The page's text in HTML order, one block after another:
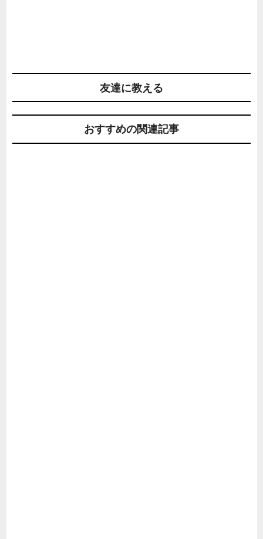
友達に教える
おすすめの関連記事